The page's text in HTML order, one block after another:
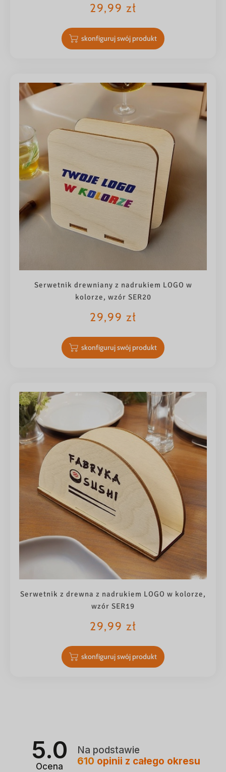
29,99 zł
skonfiguruj swój produkt
Serwetnik drewniany z nadrukiem LOGO w
kolorze, wzór SER20
29,99 zł
skonfiguruj swój produkt
Serwetnik z drewna z nadrukiem LOGO w kolorze,
wzór SER19
29,99 zł
skonfiguruj swój produkt
5.0
Ocena
Na podstawie
610 opinii z całego okresu